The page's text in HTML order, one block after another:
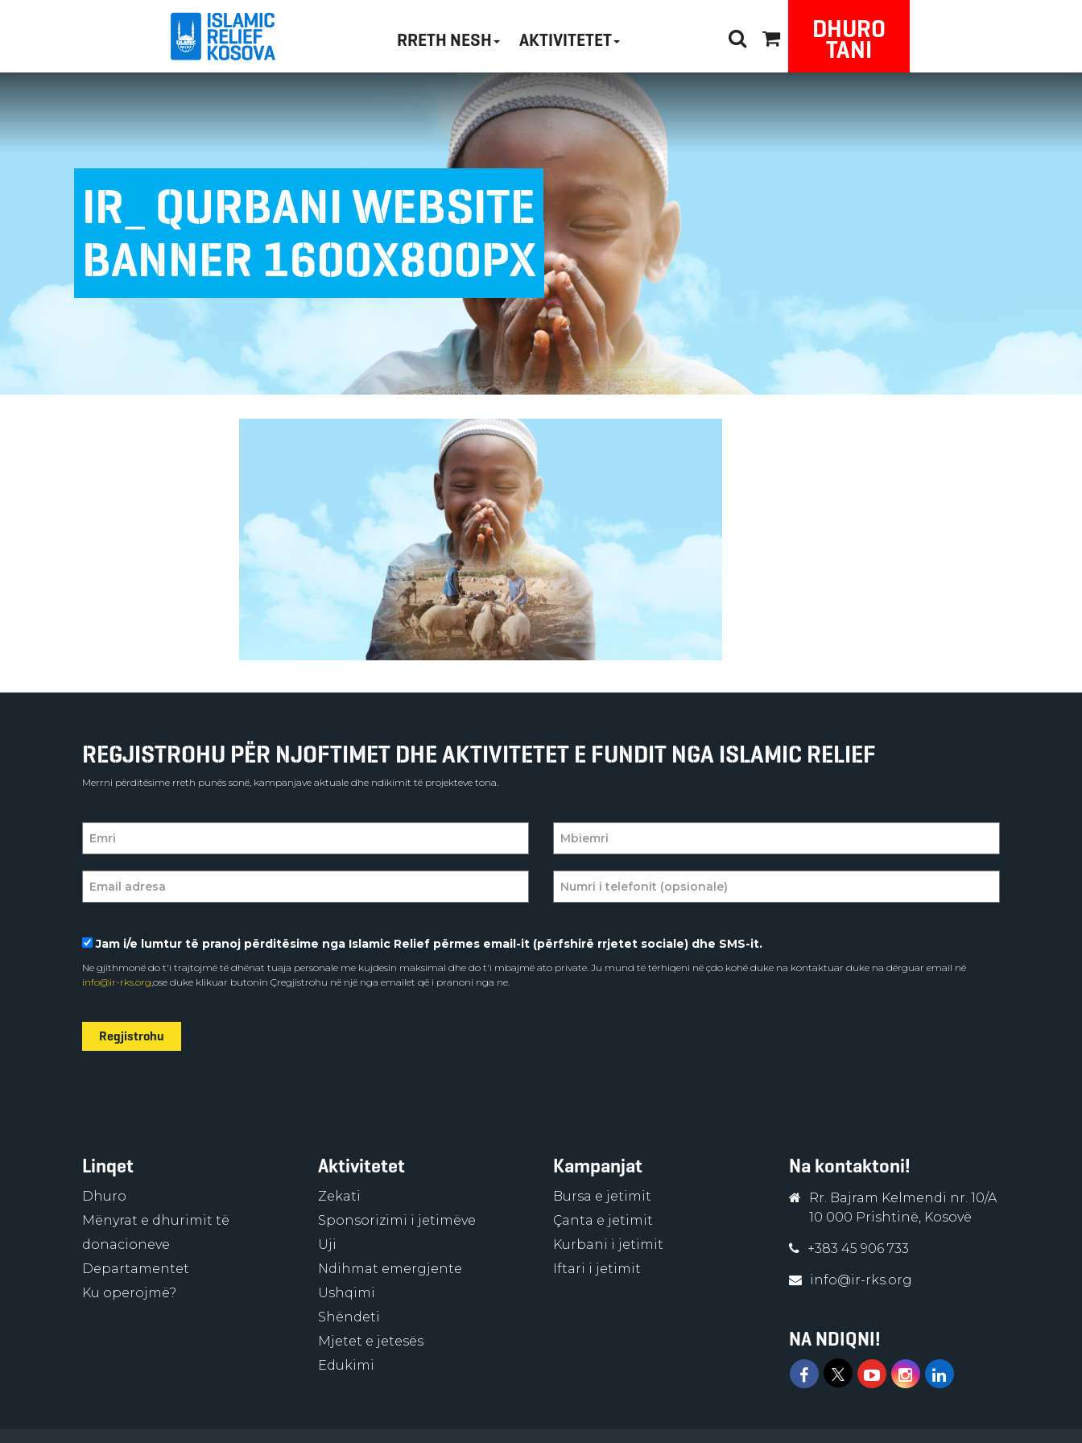
RRETH NESH AKTIVITETET DHURO
TANI
IR_ QURBANI WEBSITE
BANNER 1600X800PX
REGJISTROHU PËR NJOFTIMET DHE AKTIVITETET E FUNDIT NGA ISLAMIC RELIEF
Merrni përditësime rreth punës sonë, kampanjave aktuale dhe ndikimit të projekteve tona.
Jam i/e lumtur të pranoj përditësime nga Islamic Relief përmes email-it (përfshirë rrjetet sociale) dhe SMS-it.
Ne gjithmonë do t'i trajtojmë të dhënat tuaja personale me kujdesin maksimal dhe do t'i mbajmë ato private. Ju mund të tërhiqeni në çdo kohë duke na kontaktuar duke na dërguar email në
info@ir-rks.org,ose duke klikuar butonin Çregjistrohu në një nga emailet që i pranoni nga ne.
Regjistrohu
Linqet
Dhuro
Mënyrat e dhurimit të
donacioneve
Departamentet
Ku operojmë?
Aktivitetet
Zekati
Sponsorizimi i jetimëve
Uji
Ndihmat emergjente
Ushqimi
Shëndeti
Mjetet e jetesës
Edukimi
Kampanjat
Bursa e jetimit
Çanta e jetimit
Kurbani i jetimit
Iftari i jetimit
Na kontaktoni!
Rr. Bajram Kelmendi nr. 10/A
10 000 Prishtinë, Kosovë
+383 45 906 733
info@ir-rks.org
NA NDIQNI!